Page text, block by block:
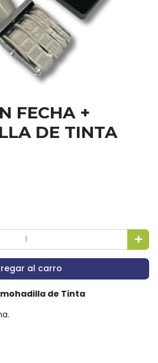
FECHA +
DE TINTA
al carro
de Tinta